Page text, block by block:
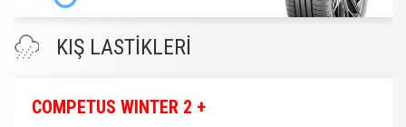
KIŞ LASTİKLERİ
COMPETUS WINTER 2 +